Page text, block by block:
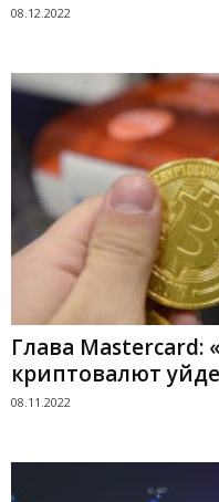
08.12.2022
Глава
криптовалют
08.11.2022